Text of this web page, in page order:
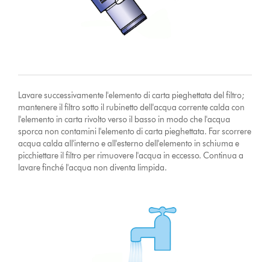
Lavare successivamente l'elemento di carta pieghettata del filtro;
mantenere il filtro sotto il rubinetto dell'acqua corrente calda con
l'elemento in carta rivolto verso il basso in modo che l'acqua
sporca non contamini l'elemento di carta pieghettata. Far scorrere
acqua calda all'interno e all'esterno dell'elemento in schiuma e
picchiettare il filtro per rimuovere l'acqua in eccesso. Continua a
lavare finché l'acqua non diventa limpida.